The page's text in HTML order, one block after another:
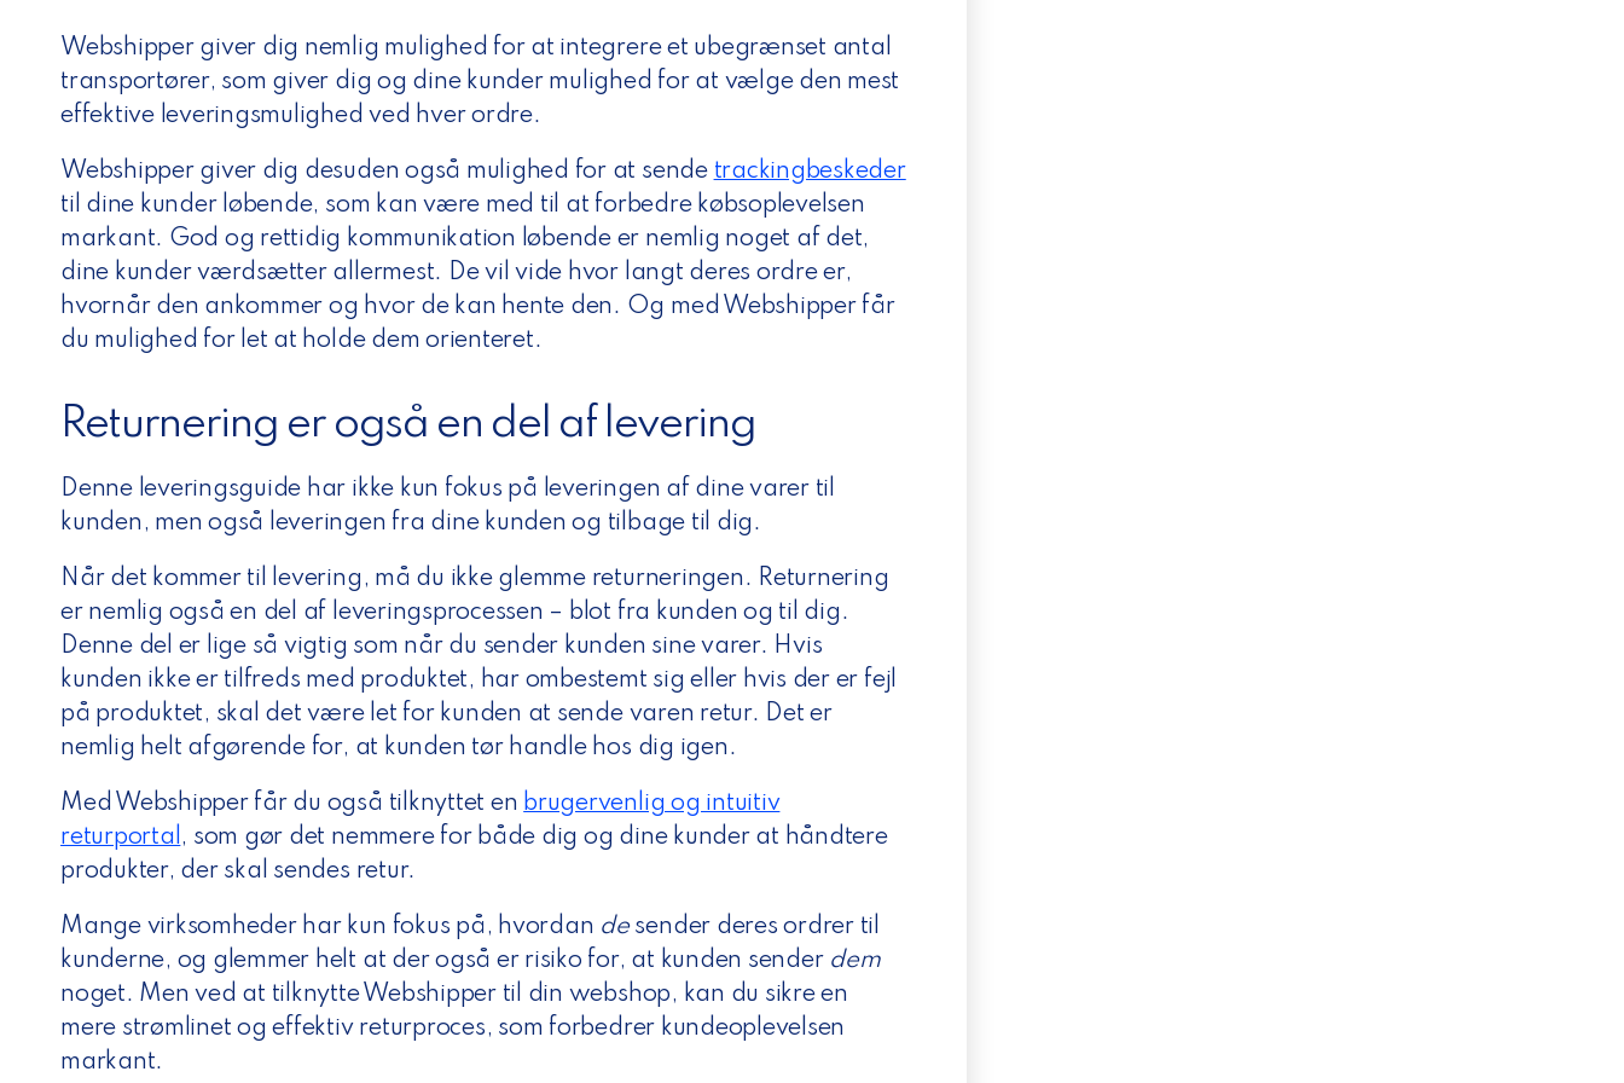
Webshipper giver dig nemlig mulighed for at integrere et ubegrænset antal
transportører, som giver dig og dine kunder mulighed for at vælge den mest
effektive leveringsmulighed ved hver ordre.
Webshipper giver dig desuden også mulighed for at sende trackingbeskeder
til dine kunder løbende, som kan være med til at forbedre købsoplevelsen
markant. God og rettidig kommunikation løbende er nemlig noget af det,
dine kunder værdsætter allermest. De vil vide hvor langt deres ordre er,
hvornår den ankommer og hvor de kan hente den. Og med Webshipper får
du mulighed for let at holde dem orienteret.
Returnering er også en del af levering
Denne leveringsguide har ikke kun fokus på leveringen af dine varer til
kunden, men også leveringen fra dine kunden og tilbage til dig.
Når det kommer til levering, må du ikke glemme returneringen. Returnering
er nemlig også en del af leveringsprocessen – blot fra kunden og til dig.
Denne del er lige så vigtig som når du sender kunden sine varer. Hvis
kunden ikke er tilfreds med produktet, har ombestemt sig eller hvis der er fejl
på produktet, skal det være let for kunden at sende varen retur. Det er
nemlig helt afgørende for, at kunden tør handle hos dig igen.
Med Webshipper får du også tilknyttet en brugervenlig og intuitiv
returportal, som gør det nemmere for både dig og dine kunder at håndtere
produkter, der skal sendes retur.
Mange virksomheder har kun fokus på, hvordan desender deres ordrer til
kunderne, og glemmer helt at der også er risiko for, at kunden sender dem
noget. Men ved at tilknytte Webshipper til din webshop, kan du sikre en
mere strømlinet og effektiv returproces, som forbedrer kundeoplevelsen
markant.